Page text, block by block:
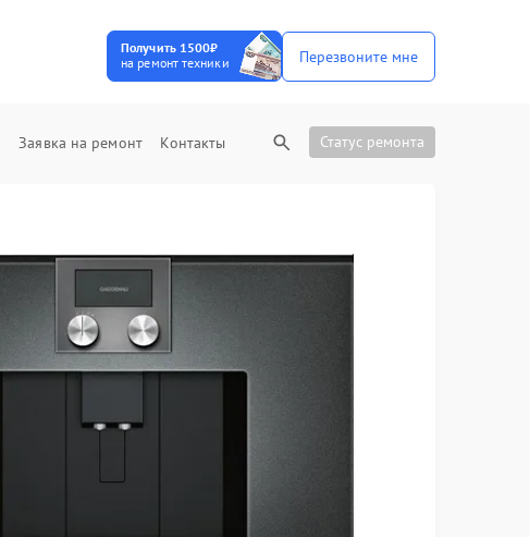
Получить 1500₽
на ремонт техники
Перезвоните мне
Заявка на ремонт Контакты Статус ремонта